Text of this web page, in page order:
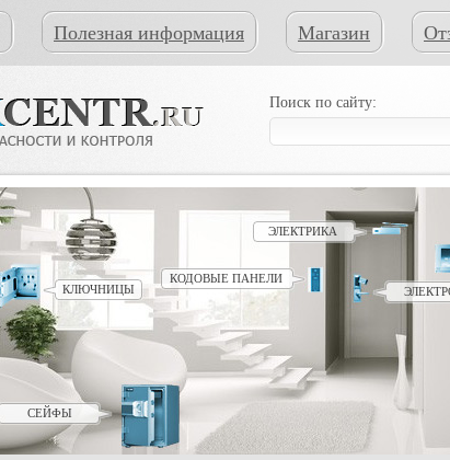
Полезная информация Магазин
Поиск по сайту:
ЭЛЕКТРИКА
КЛЮЧНИЦЫ
КОДОВЫЕ ПАНЕЛИ
СЕЙФЫ